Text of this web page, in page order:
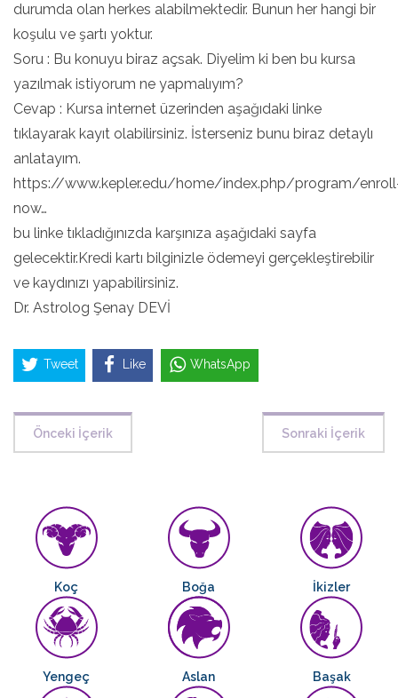
durumda olan herkes alabilmektedir. Bunun her hangi bir
koşulu ve şartı yoktur.
Soru : Bu konuyu biraz açsak. Diyelim ki ben bu kursa
yazılmak istiyorum ne yapmalıyım?
Cevap : Kursa internet üzerinden aşağıdaki linke
tıklayarak kayıt olabilirsiniz. İsterseniz bunu biraz detaylı
anlatayım.
https://www.kepler.edu/home/index.php/program/
now…
bu linke tıkladığınızda karşınıza aşağıdaki sayfa
gelecektir.Kredi kartı bilginizle ödemeyi gerçekleştirebilir
ve kaydınızı yapabilirsiniz.
Dr. Astrolog Şenay DEVİ
Tweet Like WhatsApp
Önceki İçerik Sonraki İçerik
Koç Boğa İkizler
Yengeç Aslan Başak